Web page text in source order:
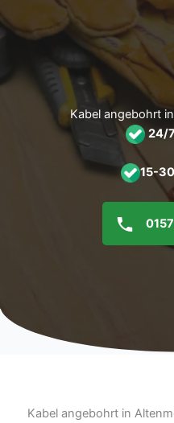
Inhalt
Kabel angebohrt
24/
15-
Kabel angebohrt in